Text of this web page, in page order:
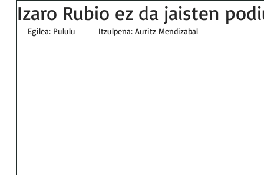
Izaro Rubio ez da jaisten
Egilea: Pululu	Itzulpena: Auritz Mendizabal